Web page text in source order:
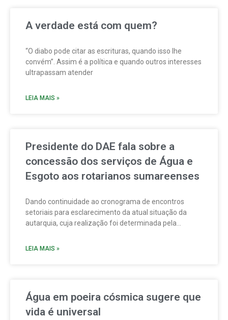
A verdade está com quem?
“O diabo pode citar as escrituras, quando isso lhe
convém”. Assim é a política e quando outros interesses
ultrapassam atender
LEIA MAIS »
Presidente do DAE fala sobre a
concessão dos serviços de Água e
Esgoto aos rotarianos sumareenses
Dando continuidade ao cronograma de encontros
setoriais para esclarecimento da atual situação da
autarquia, cuja realização foi determinada pela
LEIA MAIS »
Água em poeira cósmica sugere que
vida é universal